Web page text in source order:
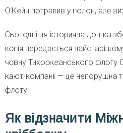
О’Кейн потрапив у полон, але
Сьогодні ця історична дошка
копія передається
човну Тихоокеанського флоту
кают-компанії — це непорушна
флоту.
Як відзначити